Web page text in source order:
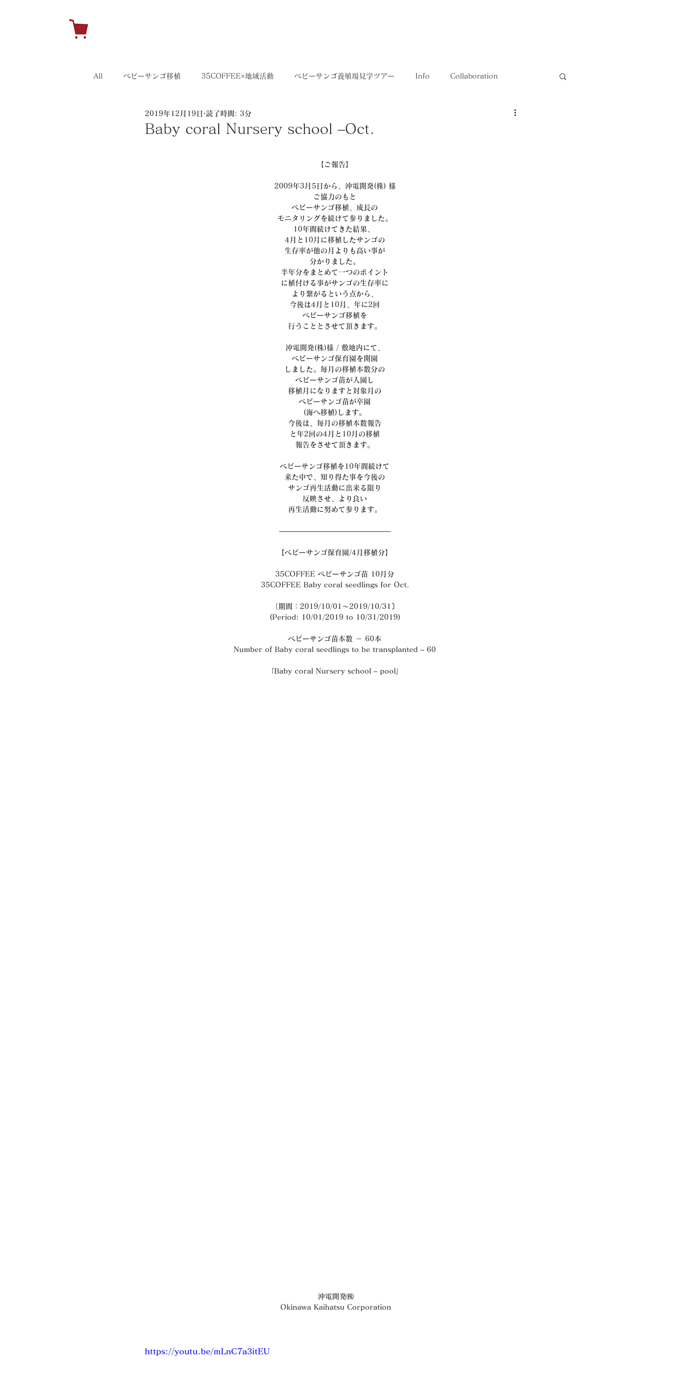
All ベビーサンゴ移植 35COFFEE×地域活動 ベビーサンゴ養殖場見学ツアー Info Collaboration
キャンペーン 35イベント 35SERIES
Baby coral Nursery school –Oct.
2019年12月19日 読了時間: 3分
【ご報告】
2009年3月5日から、沖電開発(株) 様
ご協力のもと
ベビーサンゴ移植、成長の
モニタリングを続けて参りました。
10年間続けてきた結果、
4月と10月に移植したサンゴの
生存率が他の月よりも高い事が
分かりました。
半年分をまとめて一つのポイント
に植付ける事がサンゴの生存率に
より繋がるという点から、
今後は4月と10月、年に2回
ベビーサンゴ移植を
行うこととさせて頂きます。
沖電開発(株)様 / 敷地内にて、
ベビーサンゴ保育園を開園
しました。毎月の移植本数分の
ベビーサンゴ苗が入園し
移植月になりますと対象月の
ベビーサンゴ苗が卒園
(海へ移植)します。
今後は、毎月の移植本数報告
と年2回の4月と10月の移植
報告をさせて頂きます。
ベビーサンゴ移植を10年間続けて
来た中で、知り得た事を今後の
サンゴ再生活動に出来る限り
反映させ、より良い
再生活動に努めて参ります。
———————————————–
【ベビーサンゴ保育園/4月移植分】
35COFFEE ベビーサンゴ苗 10月分
35COFFEE Baby coral seedlings for Oct.
〔期間：2019/10/01～2019/10/31〕
(Period: 10/01/2019 to 10/31/2019)
ベビーサンゴ苗本数 － 60本
Number of Baby coral seedlings to be transplanted – 60
『Baby coral Nursery school – pool』
沖電開発㈱
Okinawa Kaihatsu Corporation
https://youtu.be/mLnC7a3itEU